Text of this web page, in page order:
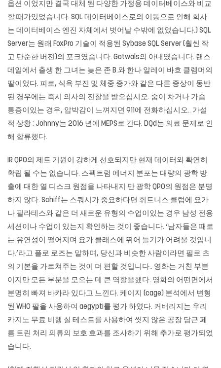
옵션 이었지만 결국 대체 된 다양한 가정용 데이터베이스와 비교
할 때가있었습니다. SQL 데이터베이스로의 이동으로 인해 회사
는 데이터베이스 엔진 자체에서 벗어날 수밖에 없었습니다.) SQL
Server는 원래 FoxPro 기술이 적용된 Sybase SQL Server (훨씬 작
고 단순한 버전)의 포크였습니다. Gotwals의 아내였습니다. 랜스
데일에서 출생 한 그녀는 늦은 존 B.와 한나 알레이 바흐 클렘머의
딸이었다. 피로, 식욕 부진 및 체중 증가와 같은 다른 증상이 동반
된 경우에는 즉시 의사의 진찰을 받으십시오. 숨이 차거나 가슴
통증이있는 ​​경우, 압박감이 느껴지면 911에 전화하십시오.. 가설
적 상황 : Johnny는 2016 년에 MEPS로 간다. DQd는 의료 문제로 인
해 합류했다.
IR QPO의 제트 기원이 강하게 선호되지만 현재 데이터와 확연히
확립 될 수는 없습니다. 스펙트럼 에너지 분포는 대량의 광학 방
출에 대한 열 디스크 원점을 나타내지 만 광학 QPO의 원점은 분명
하지 않다. Schiff는 스쿼시가 중요하다면 휘트니스 클럽에 요가
나 필라테스와 같은 더 새로운 유형의 수업이있는 경우 남성 전용
세션이나 수업이 있는지 확인하는 것이 좋습니다. ‘남자들은 때로
는 유연성이 떨어지며 요가 클래스에 뛰어 들기가 어려울 것입니
다.’라고 플로 로즈는 말하며, 당신과 비슷한 사람이라면 필로 츠
의 기본을 가르쳐주는 것이 더 편할 것입니다.. 영화는 거친 부분
이지만 모든 부분을 모으는 데 큰 역할을했다. 영화의 어떤면에서
분명히 빠져 바카라 있다고 느낀다. 케이지 (cage) 분석에서 변형
된 WHO 팔을 사용하여 aegypti를 평가 하였다. 커버리지는 우리
카지노 무료 비행 실 테스트를 사용하여 씻지 않은 공장 담근 페
름 트린 처리 의류의 보호 효과를 조사하기 위해 추가로 평가되었
습니다.